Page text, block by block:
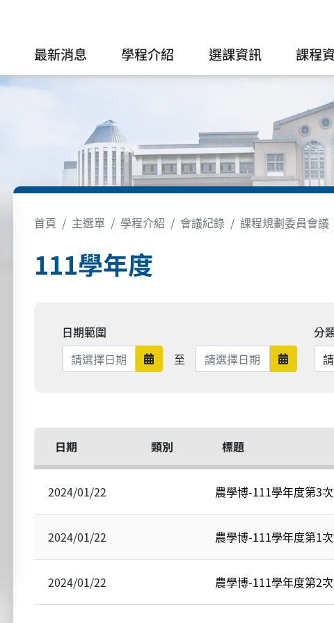
最新消息 學程介紹 選課資訊 課程
首頁 主選單 學程介紹 會議紀錄 課程規劃委員會議
111學年度
日期範圍
日期範圍開始
至 日期範圍結束 日期範圍
分
日期 類別 標題
2024/01/22 農學博-111學年度第3
2024/01/22 農學博-111學年度第1
2024/01/22 農學博-111學年度第2